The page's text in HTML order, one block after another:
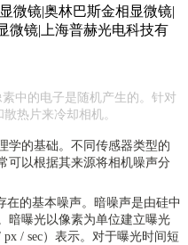
中的电子是随机产生的。针对
热片来冷却相机。
学的基础。不同传感器类型的
可以根据其来源将相机噪声分
的基本噪声。暗噪声是由硅中
暗曝光以像素为单位建立曝光
/ sec）表示。对于曝光时间短